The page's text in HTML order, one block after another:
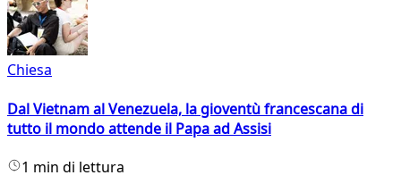
Chiesa
Dal Vietnam al Venezuela, la gioventù francescana di
tutto il mondo attende il Papa ad Assisi
1 min di lettura